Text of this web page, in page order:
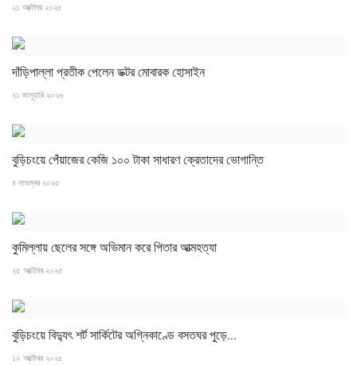
২১ অক্টোবর ২০২৫
দাঁড়িপাল্লা প্রতীক পেলেন ডক্টর মোবারক হোসাইন
২১ জানুয়ারি ২০২৬
বুড়িচংয়ে পেঁয়াজের কেজি ১০০ টাকা সাধারণ ক্রেতাদের ভোগান্তি
৪ নভেম্বর ২০২৫
কুমিল্লায় ছেলের সঙ্গে অভিমান করে পিতার আত্মহত্যা
২৫ অক্টোবর ২০২৫
বুড়িচংয়ে বিদ্যুৎ শর্ট সার্কিটের অগ্নিকাণ্ডে বসতঘর পুড়ে...
১০ অক্টোবর ২০২৫